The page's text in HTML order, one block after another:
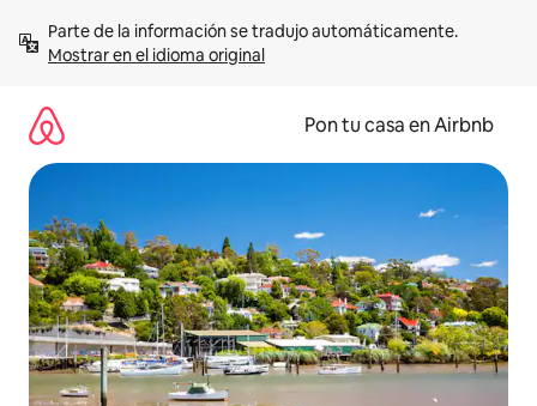
contenidoMostrar en el idioma original
Pon tu casa en Airbnb